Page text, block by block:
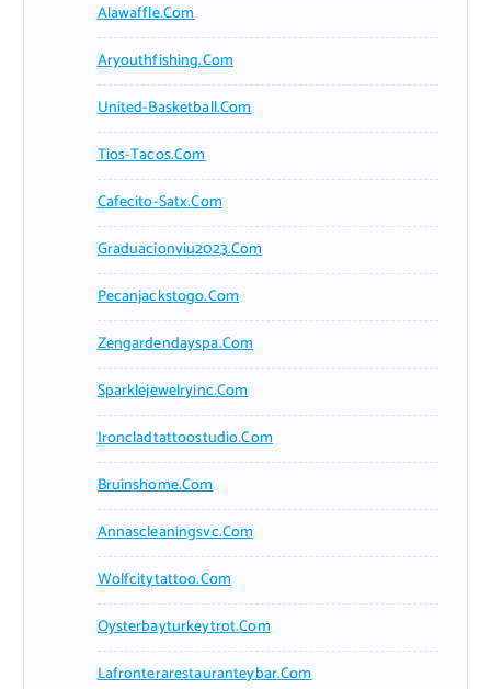
Alawaffle.com
Aryouthfishing.com
United-Basketball.com
Tios-Tacos.com
Cafecito-Satx.com
Graduacionviu2023.com
Pecanjackstogo.com
Zengardendayspa.com
Sparklejewelryinc.com
Ironcladtattoostudio.com
Bruinshome.com
Annascleaningsvc.com
Wolfcitytattoo.com
Oysterbayturkeytrot.com
Lafronterarestauranteybar.com